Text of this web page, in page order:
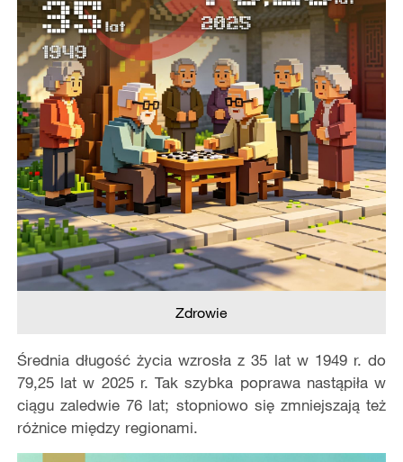
Zdrowie
Średnia długość życia wzrosła z 35 lat w 1949 r. do
79,25 lat w 2025 r. Tak szybka poprawa nastąpiła w
ciągu zaledwie 76 lat; stopniowo się zmniejszają też
różnice między regionami.